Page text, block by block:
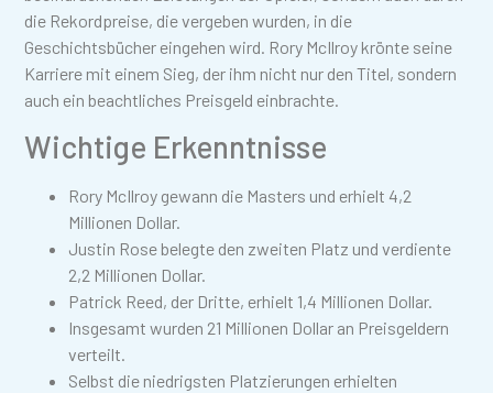
die Rekordpreise, die vergeben wurden, in die
Geschichtsbücher eingehen wird. Rory McIlroy krönte seine
Karriere mit einem Sieg, der ihm nicht nur den Titel, sondern
auch ein beachtliches Preisgeld einbrachte.
Wichtige Erkenntnisse
Rory McIlroy gewann die Masters und erhielt 4,2
Millionen Dollar.
Justin Rose belegte den zweiten Platz und verdiente
2,2 Millionen Dollar.
Patrick Reed, der Dritte, erhielt 1,4 Millionen Dollar.
Insgesamt wurden 21 Millionen Dollar an Preisgeldern
verteilt.
Selbst die niedrigsten Platzierungen erhielten